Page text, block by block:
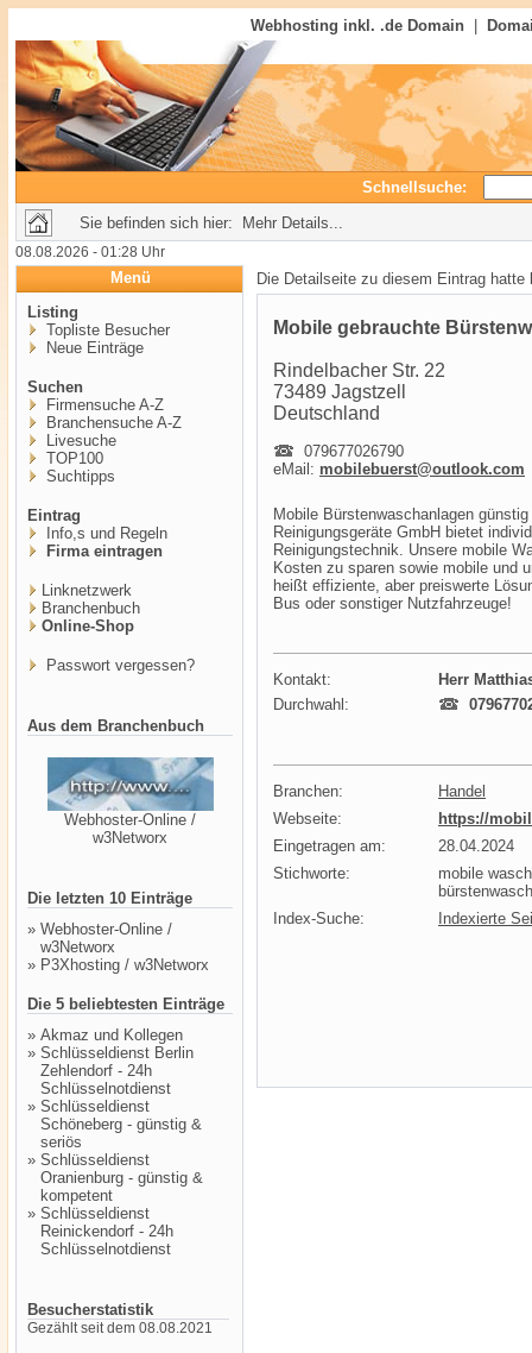
Webhosting inkl. .de Domain
Schnellsuche:
Sie befinden sich hier: Mehr Details...
08.08.2026 - 01:28 Uhr
Menü
Listing
Topliste Besucher
Neue Einträge
Suchen
Firmensuche A-Z
Branchensuche A-Z
Livesuche
TOP100
Suchtipps
Eintrag
Info,s und Regeln
Firma eintragen
Linknetzwerk
Branchenbuch
Online-Shop
Passwort vergessen?
Aus dem Branchenbuch
Webhoster-Online /
w3Networx
Die letzten 10 Einträge
» Webhoster-Online /
w3Networx
» P3Xhosting / w3Networx
Die 5 beliebtesten Einträge
» Akmaz und Kollegen
» Schlüsseldienst Berlin
Zehlendorf - 24h
Schlüsselnotdienst
» Schlüsseldienst
Schöneberg - günstig &
seriös
» Schlüsseldienst
Oranienburg - günstig &
kompetent
» Schlüsseldienst
Reinickendorf - 24h
Schlüsselnotdienst
Besucherstatistik
Gezählt seit dem 08.08.2021
Die Detailseite zu diesem Eintrag
Mobile gebrauchte
Rindelbacher Str. 22
73489 Jagstzell
Deutschland
079677026790
eMail: mobilebuerst@outlook.com
Mobile Bürstenwaschanlagen
Reinigungsgeräte GmbH bietet
Reinigungstechnik. Unsere mobile
Kosten zu sparen sowie mobile und
heißt effiziente, aber preiswerte
Bus oder sonstiger Nutzfahrzeuge!
Kontakt:
Herr
Durchwahl:
Branchen:
Handel
Webseite:
https://
Eingetragen am:
28.04.2024
Stichworte:
mobile
Index-Suche:
Indexierte